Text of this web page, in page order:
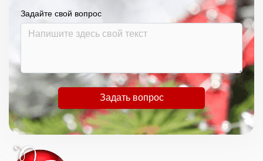
Задайте свой вопрос
Задать вопрос